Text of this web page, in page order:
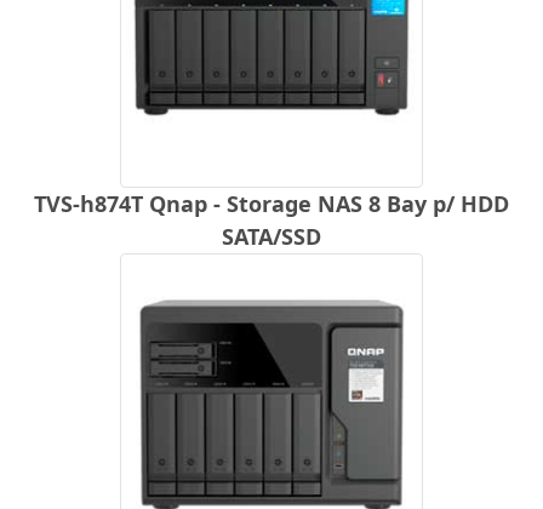
TVS-h874T Qnap - Storage NAS 8 Bay p/ HDD
SATA/SSD